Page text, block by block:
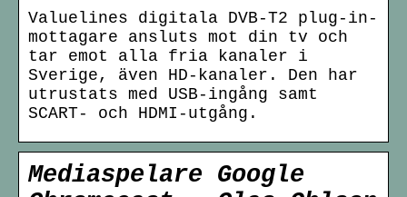
Valuelines digitala DVB-T2 plug-in-
mottagare ansluts mot din tv och
tar emot alla fria kanaler i
Sverige, även HD-kanaler. Den har
utrustats med USB-ingång samt
SCART- och HDMI-utgång.
Mediaspelare Google